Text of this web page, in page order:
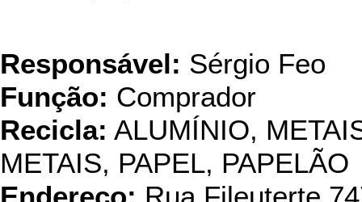
Responsável: Sérgio Feo
Função: Comprador
Recicla: ALUMÍNIO,
METAIS, PAPEL, PAPELÃO